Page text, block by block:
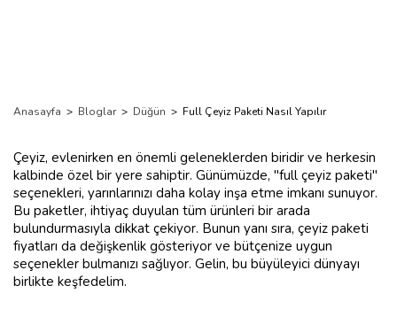
Anasayfa > Bloglar > Düğün > Full Çeyiz Paketi Nasıl Yapılır
Çeyiz, evlenirken en önemli geleneklerden biridir ve herkesin
kalbinde özel bir yere sahiptir. Günümüzde, "full çeyiz paketi"
seçenekleri, yarınlarınızı daha kolay inşa etme imkanı sunuyor.
Bu paketler, ihtiyaç duyulan tüm ürünleri bir arada
bulundurmasıyla dikkat çekiyor. Bunun yanı sıra, çeyiz paketi
fiyatları da değişkenlik gösteriyor ve bütçenize uygun
seçenekler bulmanızı sağlıyor. Gelin, bu büyüleyici dünyayı
birlikte keşfedelim.